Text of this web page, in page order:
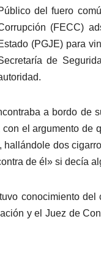
del fuero
(FECC)
(PGJE) para
de
a bordo de
el argumento de
dos
de él» si decía
conocimiento
y el Juez de